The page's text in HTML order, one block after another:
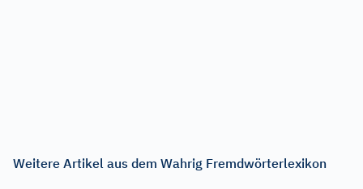
Weitere Artikel aus dem Wahrig Fremdwörterlexikon